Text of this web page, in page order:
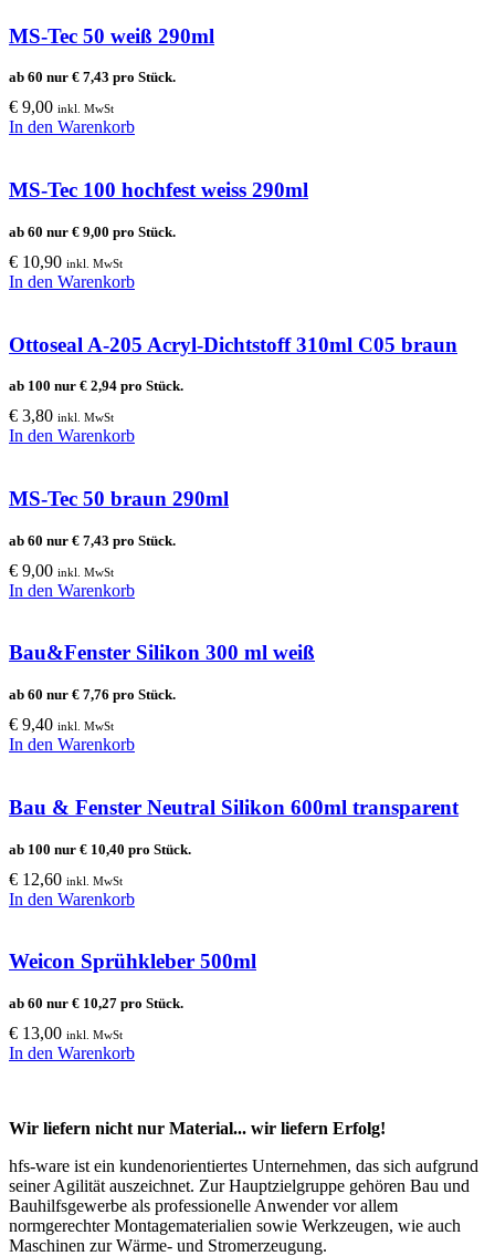
MS-Tec 50 weiß 290ml
ab 60 nur € 7,43 pro Stück.
€ 9,00 inkl. MwSt
In den Warenkorb
MS-Tec 100 hochfest weiss 290ml
ab 60 nur € 9,00 pro Stück.
€ 10,90 inkl. MwSt
In den Warenkorb
Ottoseal A-205 Acryl-Dichtstoff 310ml C05 braun
ab 100 nur € 2,94 pro Stück.
€ 3,80 inkl. MwSt
In den Warenkorb
MS-Tec 50 braun 290ml
ab 60 nur € 7,43 pro Stück.
€ 9,00 inkl. MwSt
In den Warenkorb
Bau&Fenster Silikon 300 ml weiß
ab 60 nur € 7,76 pro Stück.
€ 9,40 inkl. MwSt
In den Warenkorb
Bau & Fenster Neutral Silikon 600ml transparent
ab 100 nur € 10,40 pro Stück.
€ 12,60 inkl. MwSt
In den Warenkorb
Weicon Sprühkleber 500ml
ab 60 nur € 10,27 pro Stück.
€ 13,00 inkl. MwSt
In den Warenkorb
Wir liefern nicht nur Material... wir liefern Erfolg!
hfs-ware ist ein kundenorientiertes Unternehmen, das sich aufgrund
seiner Agilität auszeichnet. Zur Hauptzielgruppe gehören Bau und
Bauhilfsgewerbe als professionelle Anwender vor allem
normgerechter Montagematerialien sowie Werkzeugen, wie auch
Maschinen zur Wärme- und Stromerzeugung.